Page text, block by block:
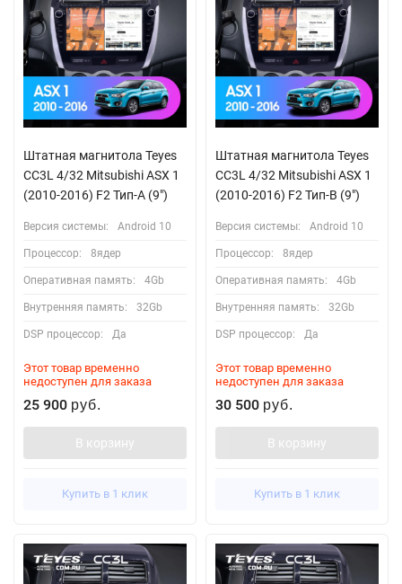
Штатная магнитола Teyes
CC3L 4/32 Mitsubishi ASX 1
(2010-2016) F2 Тип-A (9")
Версия системы: Android 10
Процессор: 8ядер
Оперативная память: 4Gb
Внутренняя память: 32Gb
DSP процессор: Да
Этот товар временно
недоступен для заказа
25 900 руб.
В корзину
Купить в 1 клик
Штатная магнитола Teyes
CC3L 4/32 Mitsubishi ASX 1
(2010-2016) F2 Тип-B (9")
Версия системы: Android 10
Процессор: 8ядер
Оперативная память: 4Gb
Внутренняя память: 32Gb
DSP процессор: Да
Этот товар временно
недоступен для заказа
30 500 руб.
В корзину
Купить в 1 клик